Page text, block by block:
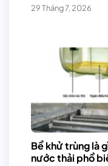
29 Tháng 7, 2026
Bể khử trùng là
nước thải phổ